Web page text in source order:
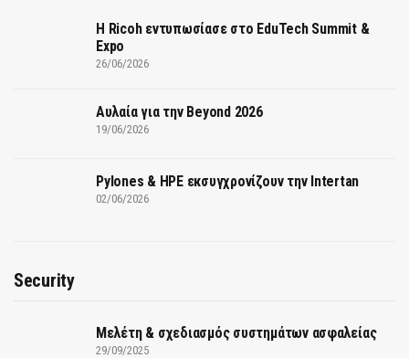
Η Ricoh εντυπωσίασε στο EduTech Summit &
Expo
26/06/2026
Αυλαία για την Beyond 2026
19/06/2026
Pylones & HPE εκσυγχρονίζουν την Intertan
02/06/2026
Security
Μελέτη & σχεδιασμός συστημάτων ασφαλείας
29/09/2025